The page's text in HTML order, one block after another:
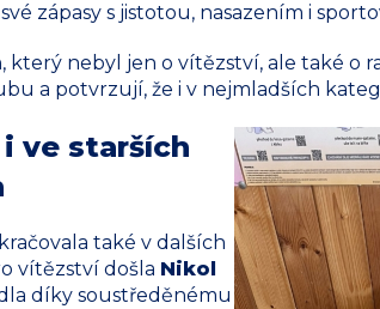
zápasy s jistotou, nasazením i
nebyl jen o vítězství, ale také o
a potvrzují, že i v nejmladších
ve starších
také v dalších
vítězství došla Nikol
díky soustředěnému